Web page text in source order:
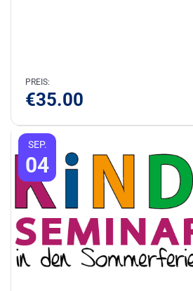
PREIS:
€35.00
SEP.
04